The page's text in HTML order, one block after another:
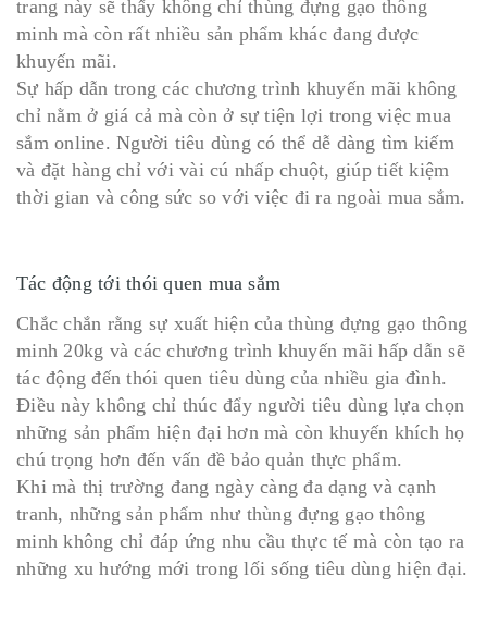
trang này sẽ thấy không chỉ thùng đựng gạo thông
minh mà còn rất nhiều sản phẩm khác đang được
khuyến mãi.
Sự hấp dẫn trong các chương trình khuyến mãi không
chỉ nằm ở giá cả mà còn ở sự tiện lợi trong việc mua
sắm online. Người tiêu dùng có thể dễ dàng tìm kiếm
và đặt hàng chỉ với vài cú nhấp chuột, giúp tiết kiệm
thời gian và công sức so với việc đi ra ngoài mua sắm.
Tác động tới thói quen mua sắm
Chắc chắn rằng sự xuất hiện của thùng đựng gạo thông
minh 20kg và các chương trình khuyến mãi hấp dẫn sẽ
tác động đến thói quen tiêu dùng của nhiều gia đình.
Điều này không chỉ thúc đẩy người tiêu dùng lựa chọn
những sản phẩm hiện đại hơn mà còn khuyến khích họ
chú trọng hơn đến vấn đề bảo quản thực phẩm.
Khi mà thị trường đang ngày càng đa dạng và cạnh
tranh, những sản phẩm như thùng đựng gạo thông
minh không chỉ đáp ứng nhu cầu thực tế mà còn tạo ra
những xu hướng mới trong lối sống tiêu dùng hiện đại.